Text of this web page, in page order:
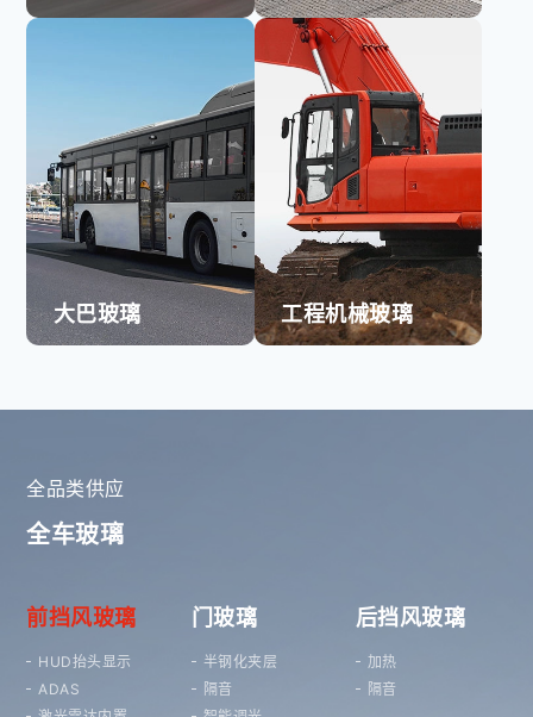
大巴玻璃 工程机械玻璃
全品类供应
全车玻璃
前挡风玻璃
HUD抬头显示
ADAS
门玻璃
半钢化夹层
隔音
后挡风玻璃
加热
隔音